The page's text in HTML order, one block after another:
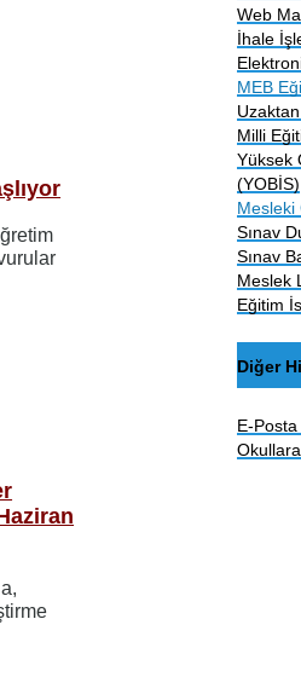
Web
İhale
MEB
Milli
Yüksek
(YOBİS)
Mesleki
Sınav
Sınav
Meslek
Eğitim
Diğer
E-